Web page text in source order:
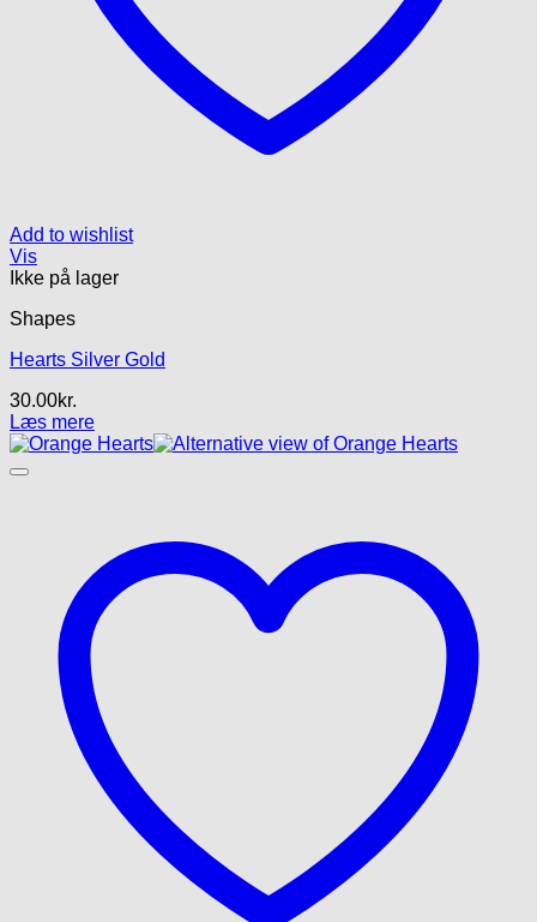
Add to wishlist
Vis
Ikke på lager
Shapes
Hearts Silver Gold
30.00kr.
Læs mere